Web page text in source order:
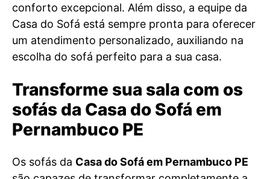
conforto excepcional. Além disso, a equipe da
Casa do Sofá está sempre pronta para oferecer
um atendimento personalizado, auxiliando na
escolha do sofá perfeito para a sua casa.
Transforme sua sala com os
sofás da Casa do Sofá em
Pernambuco PE
Os sofás da Casa do Sofá em Pernambuco PE